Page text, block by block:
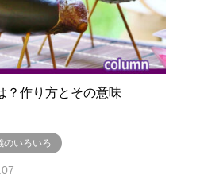
？作り方とその意味
のいろいろ